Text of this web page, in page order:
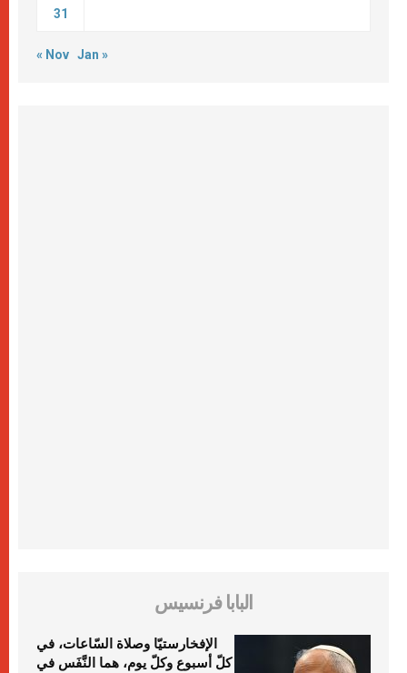
31
« Nov Jan »
البابا فرنسيس
الإفخارستيّا وصلاة السّاعات، في
كلّ أسبوع وكلّ يوم، هما النَّفَس في